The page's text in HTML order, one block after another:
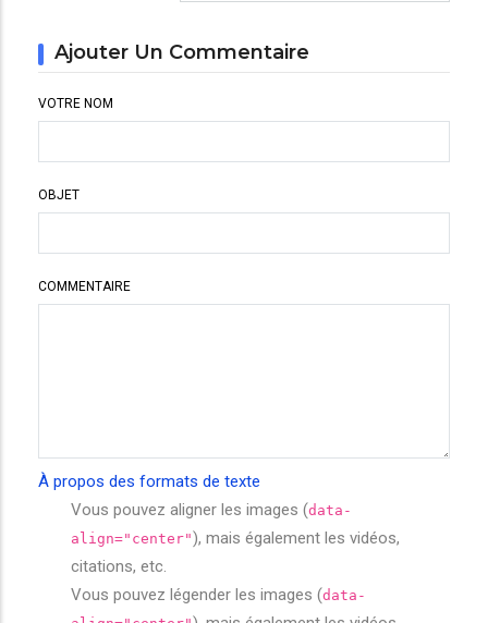
Ajouter Un Commentaire
VOTRE NOM
OBJET
COMMENTAIRE
À propos des formats de texte
Vous pouvez aligner les images (data-
align="center"), mais également les vidéos,
citations, etc.
Vous pouvez légender les images (data-